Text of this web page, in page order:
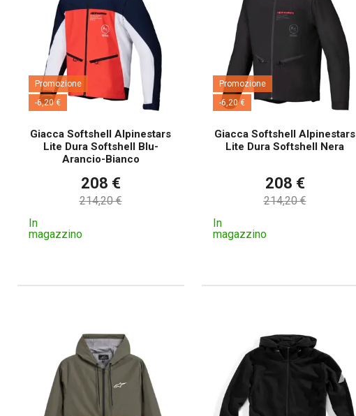
Promozione
-6,20 €
Giacca Softshell Alpinestars
Lite Dura Softshell Blu-
Arancio-Bianco
208 €
214,20 €
In
magazzino
Promozione
-6,20 €
Giacca Softshell Alpinestars
Lite Dura Softshell Nera
208 €
214,20 €
In
magazzino